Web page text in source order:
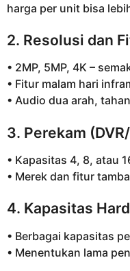
harga per unit bisa
2. Resolusi dan
• 2MP, 5MP, 4K –
• Fitur malam hari
• Audio dua arah,
3. Perekam
• Kapasitas 4, 8, atau
• Merek dan fitur
4. Kapasitas
• Berbagai kapasitas
• Menentukan lama